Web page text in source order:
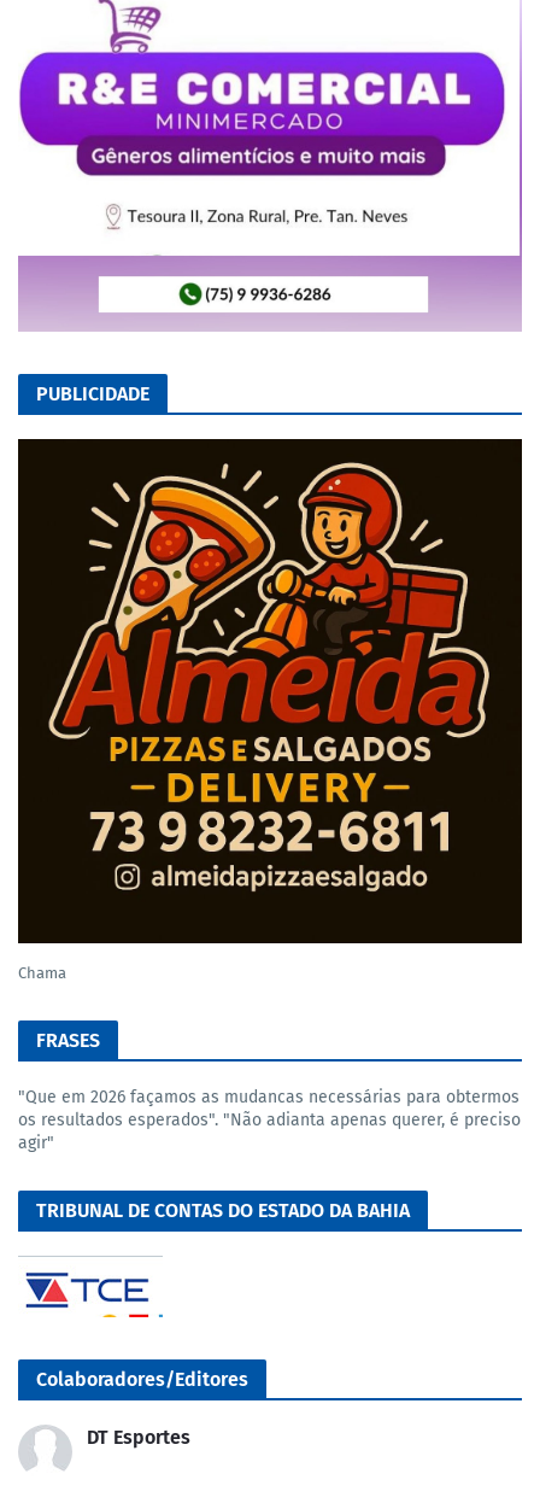
PUBLICIDADE
Chama
FRASES
"Que em 2026 façamos as mudancas necessárias para obtermos
os resultados esperados". "Não adianta apenas querer, é preciso
agir"
TRIBUNAL DE CONTAS DO ESTADO DA BAHIA
Colaboradores/Editores
DT Esportes